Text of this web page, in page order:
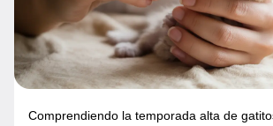
Comprendiendo la temporada alta de